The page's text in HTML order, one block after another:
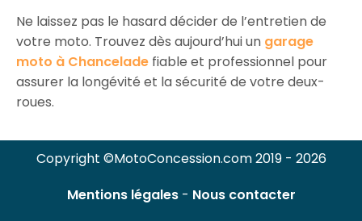
Ne laissez pas le hasard décider de l’entretien de
votre moto. Trouvez dès aujourd’hui un garage
moto à Chancelade fiable et professionnel pour
assurer la longévité et la sécurité de votre deux-
roues.
Copyright ©MotoConcession.com 2019 - 2026
Mentions légales- Nous contacter